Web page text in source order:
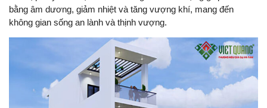
bằng âm dương, giảm nhiệt và tăng vượng khí, mang đến
không gian sống an lành và thịnh vượng.